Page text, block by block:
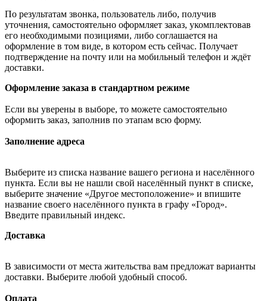
По результатам звонка, пользователь либо, получив
уточнения, самостоятельно оформляет заказ, укомплектовав
его необходимыми позициями, либо соглашается на
оформление в том виде, в котором есть сейчас. Получает
подтверждение на почту или на мобильный телефон и ждёт
доставки.
Оформление заказа в стандартном режиме
Если вы уверены в выборе, то можете самостоятельно
оформить заказ, заполнив по этапам всю форму.
Заполнение адреса
Выберите из списка название вашего региона и населённого
пункта. Если вы не нашли свой населённый пункт в списке,
выберите значение «Другое местоположение» и впишите
название своего населённого пункта в графу «Город».
Введите правильный индекс.
Доставка
В зависимости от места жительства вам предложат варианты
доставки. Выберите любой удобный способ.
Оплата